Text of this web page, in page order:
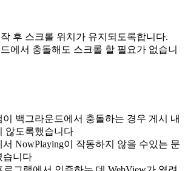
후 스크롤 위치가 유지되도록합니다.
에서 충돌해도 스크롤 할 필요가 없습니
백그라운드에서 충돌하는 경우 게시 내
않도록했습니다
NowPlaying이 작동하지 않을 수있는 문
습니다